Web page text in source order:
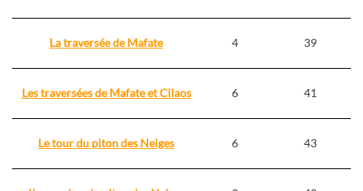
La traversée de Mafate 4 39
Les traversées de Mafate et Cilaos 6 41
Le tour du piton des Neiges 6 43